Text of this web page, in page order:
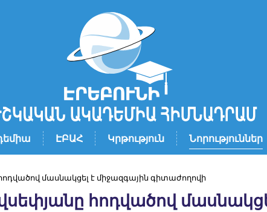
ԷԲԱՀ Կրթություն Նորություններ
մասնակցել է միջազգային գիտաժողովի
հոդվածով